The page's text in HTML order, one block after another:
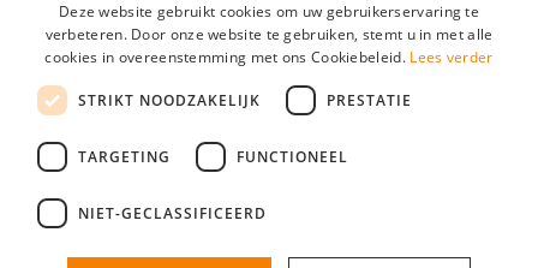
E-mail*
Wachtwoord
Wachtwoord vergeten?
login
Bedrijf aanmelden
Deze website gebruikt cookies om uw gebruikerservaring te
verbeteren. Door onze website te gebruiken, stemt u in met alle
cookies in overeenstemming met ons Cookiebeleid. Lees verder
STRIKT NOODZAKELIJK PRESTATIE
TARGETING FUNCTIONEEL
NIET-GECLASSIFICEERD